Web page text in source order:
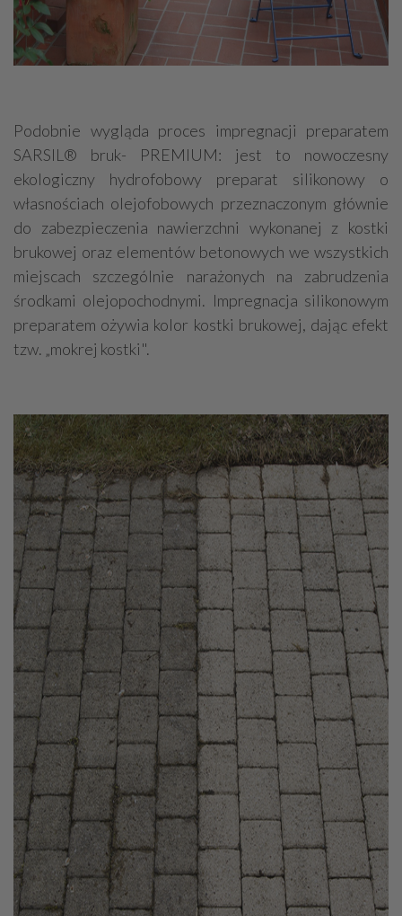
Podobnie wygląda proces impregnacji preparatem
SARSIL® bruk- PREMIUM: jest to nowoczesny
ekologiczny hydrofobowy preparat silikonowy o
własnościach olejofobowych przeznaczonym głównie
do zabezpieczenia nawierzchni wykonanej z kostki
brukowej oraz elementów betonowych we wszystkich
miejscach szczególnie narażonych na zabrudzenia
środkami olejopochodnymi. Impregnacja silikonowym
preparatem ożywia kolor kostki brukowej, dając efekt
tzw. „mokrej kostki".